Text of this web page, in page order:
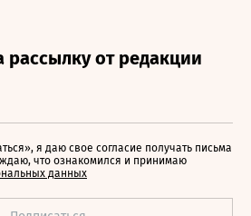
я даю свое согласие получать письма
что ознакомился и принимаю
данных